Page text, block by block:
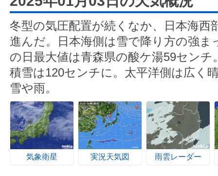
冬型の気圧配置が続くなか、日本海西
進んだ。日本海側は雪で降り方の強ま
の日最大値は青森県の酸ケ湯59セン
積雪は120センチに。太平洋側は広く
雪や雨。
気象衛星 実況天気図 雨雲レーダー